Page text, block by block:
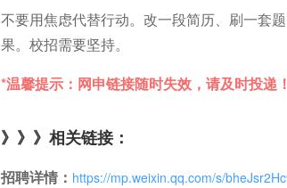
不要用焦虑代替行动。改一段简历、刷一
果。校招需要坚持。
*温馨提示：网申链接随时失效，请及时投递！
》》》相关链接：
招聘详情： https://mp.weixin.qq.com/s/